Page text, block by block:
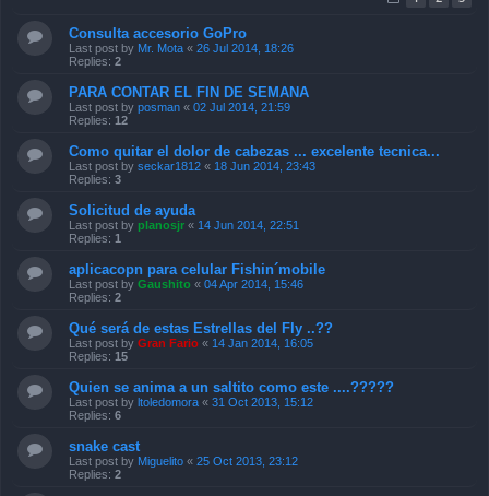
Consulta accesorio GoPro
Last post by Mr. Mota « 26 Jul 2014, 18:26
Replies: 2
PARA CONTAR EL FIN DE SEMANA
Last post by posman « 02 Jul 2014, 21:59
Replies: 12
Como quitar el dolor de cabezas ... excelente tecnica...
Last post by seckar1812 « 18 Jun 2014, 23:43
Replies: 3
Solicitud de ayuda
Last post by planosjr « 14 Jun 2014, 22:51
Replies: 1
aplicacopn para celular Fishin´mobile
Last post by Gaushito « 04 Apr 2014, 15:46
Replies: 2
Qué será de estas Estrellas del Fly ..??
Last post by Gran Fario « 14 Jan 2014, 16:05
Replies: 15
Quien se anima a un saltito como este ....?????
Last post by ltoledomora « 31 Oct 2013, 15:12
Replies: 6
snake cast
Last post by Miguelito « 25 Oct 2013, 23:12
Replies: 2